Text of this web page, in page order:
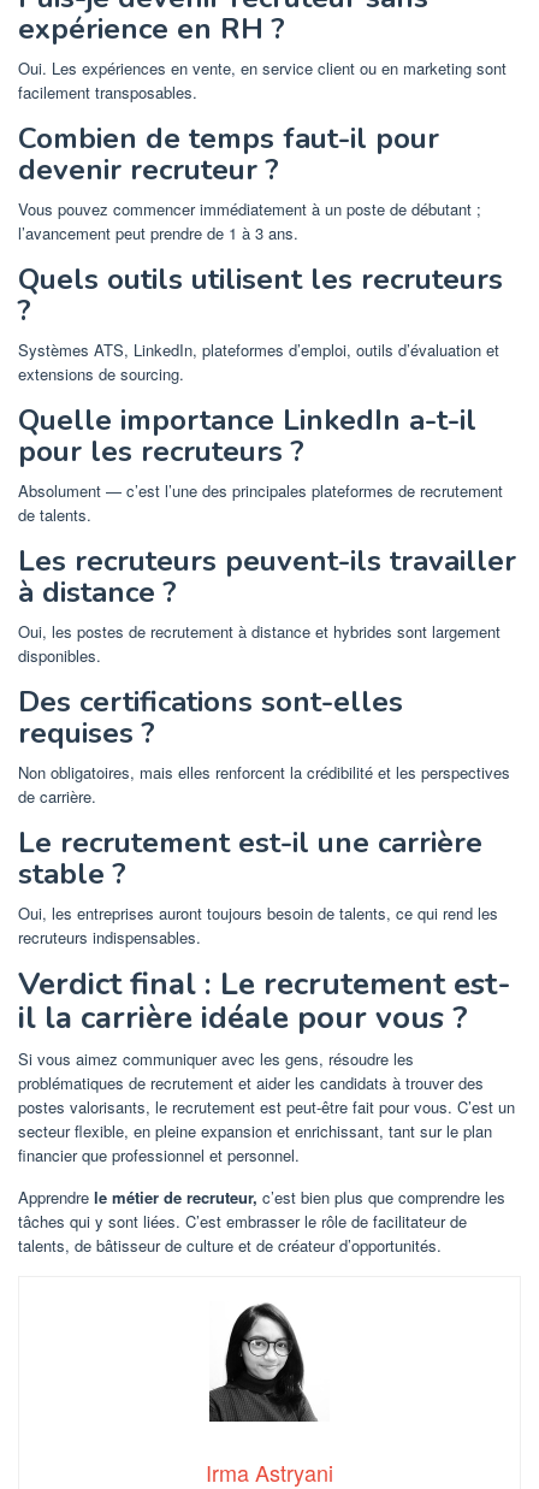
expérience en RH ?
Oui. Les expériences en vente, en service client ou en marketing sont
facilement transposables.
Combien de temps faut-il pour
devenir recruteur ?
Vous pouvez commencer immédiatement à un poste de débutant ;
l’avancement peut prendre de 1 à 3 ans.
Quels outils utilisent les recruteurs
?
Systèmes ATS, LinkedIn, plateformes d’emploi, outils d’évaluation et
extensions de sourcing.
Quelle importance LinkedIn a-t-il
pour les recruteurs ?
Absolument — c’est l’une des principales plateformes de recrutement
de talents.
Les recruteurs peuvent-ils travailler
à distance ?
Oui, les postes de recrutement à distance et hybrides sont largement
disponibles.
Des certifications sont-elles
requises ?
Non obligatoires, mais elles renforcent la crédibilité et les perspectives
de carrière.
Le recrutement est-il une carrière
stable ?
Oui, les entreprises auront toujours besoin de talents, ce qui rend les
recruteurs indispensables.
Verdict final : Le recrutement est-
il la carrière idéale pour vous ?
Si vous aimez communiquer avec les gens, résoudre les
problématiques de recrutement et aider les candidats à trouver des
postes valorisants, le recrutement est peut-être fait pour vous. C’est un
secteur flexible, en pleine expansion et enrichissant, tant sur le plan
financier que professionnel et personnel.
Apprendre le métier de recruteur, c’est bien plus que comprendre les
tâches qui y sont liées. C’est embrasser le rôle de facilitateur de
talents, de bâtisseur de culture et de créateur d’opportunités.
Irma Astryani